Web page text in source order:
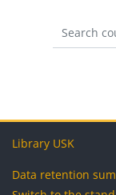
Search
Blocks
Blocks
Blocks
Blocks
Library USK
Data retention